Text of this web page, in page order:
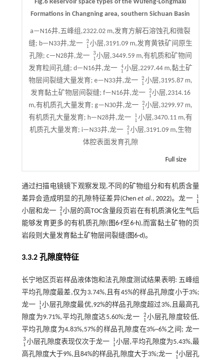
Fig.6 Reservoir space types of the Wufeng-Longmaxi
Formations in Changning area, southern Sichuan Basin
a—N16井,五峰组,2322.02 m,发育方解石溶蚀孔和微裂
缝; b—N33井,龙一 2
1
12
小层,3191.09 m,发育黄铁矿间原生
孔隙; c—N28井,龙一 3
1
13
小层,3449.59 m,有机质和矿物间
发育粒间孔缝; d—N16井,龙一 4
114
小层,2297.44 m,黏土矿
物层间裂缝大量发育; e—N33井,龙一 2
1
12
小层,3195.87 m,
发育黏土矿物层间裂缝; f—N16井,龙一 2
1
12
小层,2314.16
m,有机质孔大量发育; g—N30井,龙一 2
1
12
小层,3299.97 m,
有机质孔大量发育; h—N28井,龙一
1
111
小层,3470.11 m,有
机质孔大量发育; i—N33井,龙一 2
1
12
小层,3191.09 m,生物
体腔表面发育孔隙
Full size
通过扫描电镜镜下观察发现,不同的矿物组分和有机质含量
差异会造成明显的孔隙特征差异(Chenet al., 2022)。龙一 1
11
小层和龙一 2
1
12
小层的高TOC含量段页岩在有机质演化生气后
能够发育更多的有机质孔隙( 图6-f至6-h),而富黏土矿物的页
岩段则大量发育黏土矿物层间裂缝( 图6-d)。
3.3.2 孔隙度特征
长宁地区页岩样品液体饱和法孔隙度测试结果表明: 五峰组
平均孔隙度最差,仅为3.74%,且有45%的样品孔隙度小于3%;
龙一
1
111
小层孔隙度最优,92%的样品孔隙度超过3%,且最高孔
隙度为9.71%,平均孔隙度达5.60%;龙一
2
1
12
小层孔隙度较低,
平均孔隙度为4.83%,57%的样品孔隙度在3%~6%之间; 龙一
3
113
小层孔隙度表现仅次于龙一 1
111
小层,平均孔隙度为5.43%,最
高孔隙度大于9%,且84%的样品孔隙度大于3%;龙一 4
114
小层孔